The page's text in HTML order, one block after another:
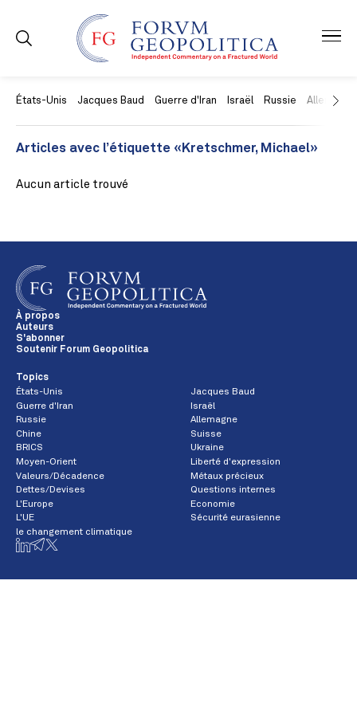
États-Unis Jacques Baud Guerre d'Iran Israël Russie Allemagne
Articles avec l’étiquette «Kretschmer, Michael»
Aucun article trouvé
À propos
Auteurs
S'abonner
Soutenir Forum Geopolitica
Topics
États-Unis
Jacques Baud
Guerre d'Iran
Israël
Russie
Allemagne
Chine
Suisse
BRICS
Ukraine
Moyen-Orient
Liberté d'expression
Valeurs/Décadence
Métaux précieux
Dettes/Devises
Questions internes
L'Europe
Economie
L'UE
Sécurité eurasienne
le changement climatique